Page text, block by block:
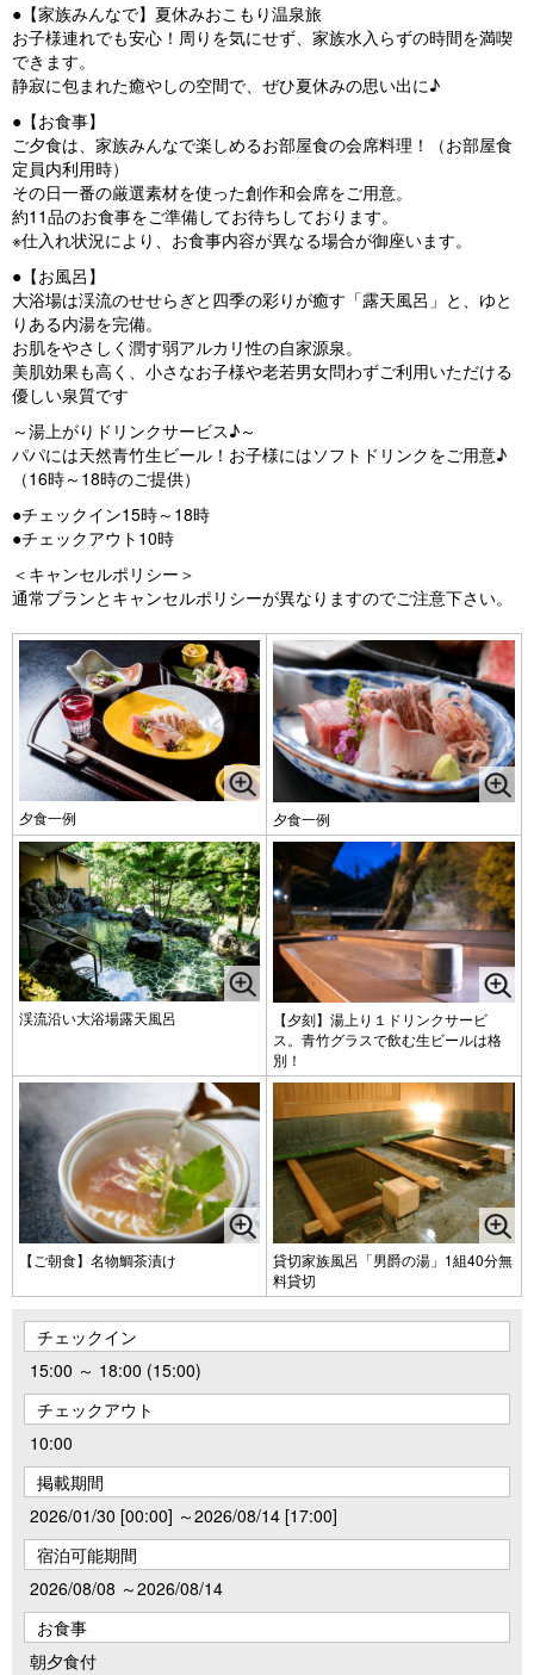
●【家族みんなで】夏休みおこもり温泉旅
お子様連れでも安心！周りを気にせず、家族水入らずの時間を満喫
できます。
静寂に包まれた癒やしの空間で、ぜひ夏休みの思い出に♪
●【お食事】
ご夕食は、家族みんなで楽しめるお部屋食の会席料理！（お部屋食
定員内利用時）
その日一番の厳選素材を使った創作和会席をご用意。
約11品のお食事をご準備してお待ちしております。
※仕入れ状況により、お食事内容が異なる場合が御座います。
●【お風呂】
大浴場は渓流のせせらぎと四季の彩りが癒す「露天風呂」と、ゆと
りある内湯を完備。
お肌をやさしく潤す弱アルカリ性の自家源泉。
美肌効果も高く、小さなお子様や老若男女問わずご利用いただける
優しい泉質です
～湯上がりドリンクサービス♪～
パパには天然青竹生ビール！お子様にはソフトドリンクをご用意♪
（16時～18時のご提供）
●チェックイン15時～18時
●チェックアウト10時
＜キャンセルポリシー＞
通常プランとキャンセルポリシーが異なりますのでご注意下さい。
夕食一例 夕食一例
渓流沿い大浴場露天風呂
【夕刻】湯上り１ドリンクサービ
ス。青竹グラスで飲む生ビールは格
別！
【ご朝食】名物鯛茶漬け
貸切家族風呂「男爵の湯」1組40分無
料貸切
チェックイン
15:00 ～ 18:00 (15:00)
チェックアウト
10:00
掲載期間
2026/01/30 [00:00] ～2026/08/14 [17:00]
宿泊可能期間
2026/08/08 ～2026/08/14
お食事
朝夕食付